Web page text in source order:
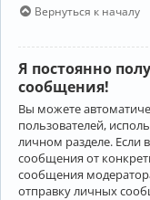
Вернуться к началу
Я постоянно
сообщения!
Вы можете
пользователей,
личном разделе. Если
сообщения от
сообщения
отправку личных